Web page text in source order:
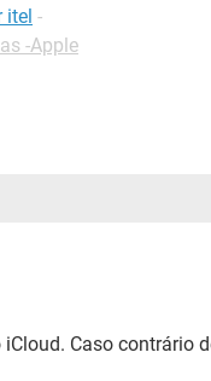
itel -
-Apple
Caso contrário